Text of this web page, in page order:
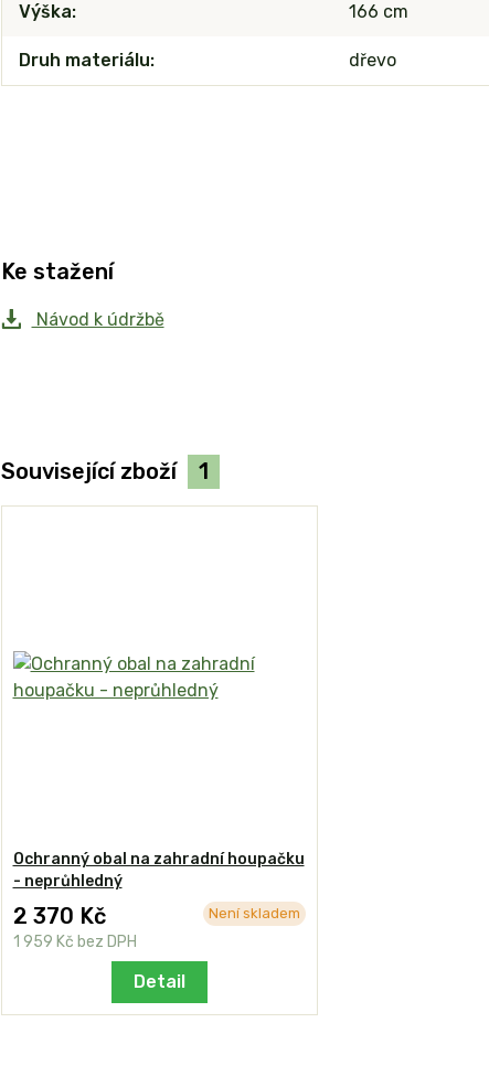
Výška 166 cm
Druh materiálu dřevo
Ke stažení
Návod k údržbě
Související zboží 1
Ochranný obal na zahradní houpačku
- neprůhledný
2 370 Kč
1 959 Kč bez DPH
Není skladem
Detail